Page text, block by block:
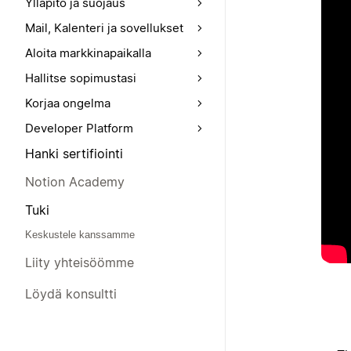
Mail, Kalenteri ja sovellukset
Aloita markkinapaikalla
Hallitse sopimustasi
Korjaa ongelma
Developer Platform
Hanki sertifiointi
Notion Academy
Tuki
Keskustele kanssamme
Liity yhteisöömme
Löydä konsultti